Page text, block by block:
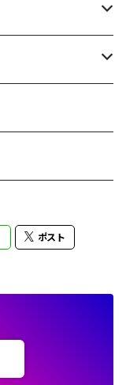
ポスト